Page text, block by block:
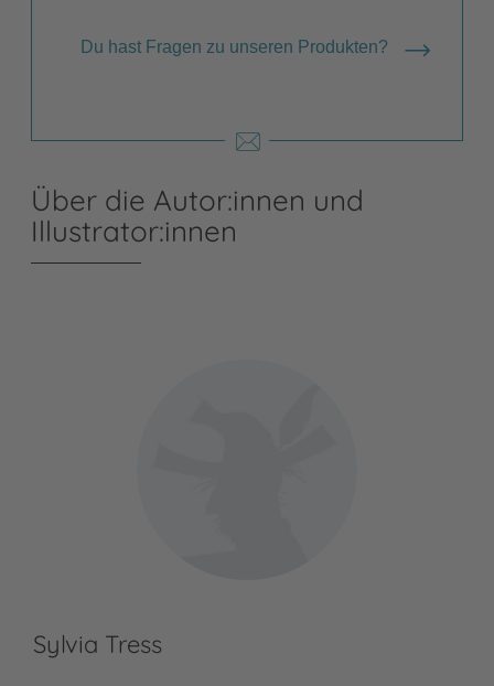
Du hast Fragen zu unseren Produkten?
Über die Autor:innen und
Illustrator:innen
Sylvia Tress